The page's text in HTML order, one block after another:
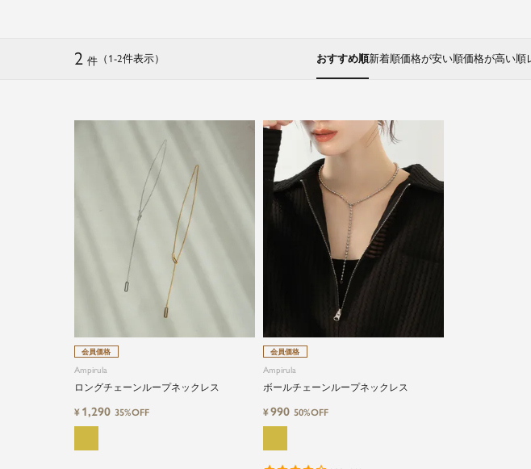
2 件 （1-2件表示） おすすめ順新着順価格が安い順価格が高い順
会員価格
Ampirula
ロングチェーンループネックレス
¥ 1,290 35%OFF
会員価格
Ampirula
ボールチェーンループネックレス
¥990 50%OFF